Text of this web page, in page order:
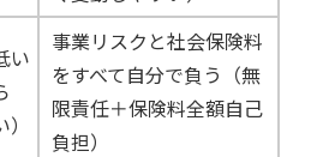
い
事業リスクと社会保険料
をすべて自分で負う（無
限責任＋保険料全額自己
負担）